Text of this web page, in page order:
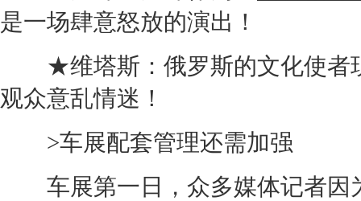
是一场肆意怒放的演出！
★维塔斯：俄罗斯的文化使者
观众意乱情迷！
>车展配套管理还需加强
车展第一日，众多媒体记者因